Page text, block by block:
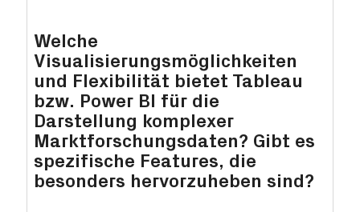
Welche
Visualisierungsmöglichkeiten
und Flexibilität bietet Tableau
bzw. Power BI für die
Darstellung komplexer
Marktforschungsdaten? Gibt es
spezifische Features, die
besonders hervorzuheben sind?